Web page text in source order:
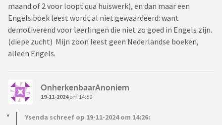
maand of 2 voor loopt qua huiswerk), en dan maar een
Engels boek leest wordt al niet gewaardeerd: want
demotiverend voor leerlingen die niet zo goed in Engels zijn.
(diepe zucht) Mijn zoon leest geen Nederlandse boeken,
alleen Engels.
OnherkenbaarAnoniem
19-11-2024om 14:50
Ysenda schreef op 19-11-2024 om 14:26: